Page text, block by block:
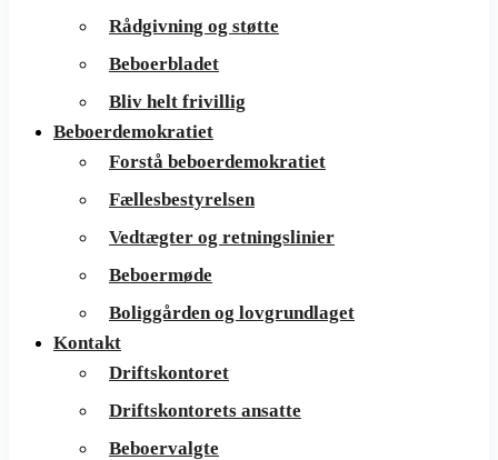
Rådgivning og støtte
Beboerbladet
Bliv helt frivillig
Beboerdemokratiet
Forstå beboerdemokratiet
Fællesbestyrelsen
Vedtægter og retningslinier
Beboermøde
Boliggården og lovgrundlaget
Kontakt
Driftskontoret
Driftskontorets ansatte
Beboervalgte